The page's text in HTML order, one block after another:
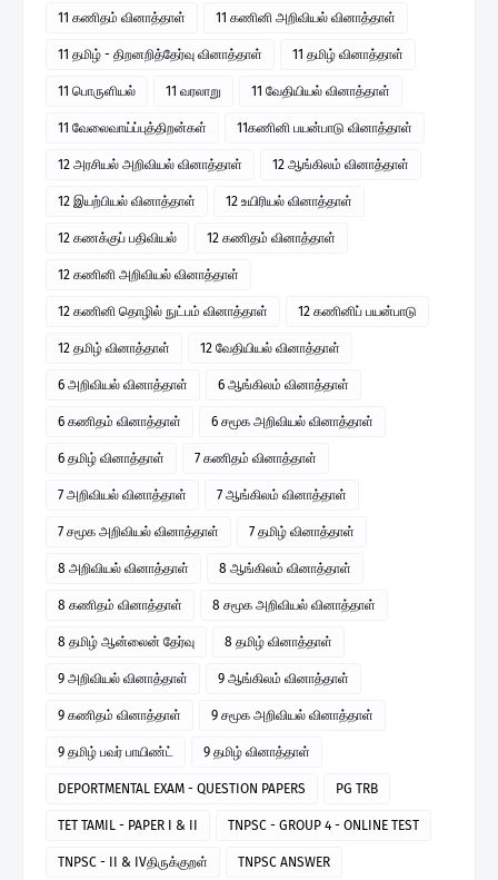
11 கணிதம் வினாத்தாள் 11 கணினி அறிவியல் வினாத்தாள்
11 தமிழ் - திறனறித்தேர்வு வினாத்தாள் 11 தமிழ் வினாத்தாள்
11 பொருளியல் 11 வரலாறு 11 வேதியியல் வினாத்தாள்
11 வேலைவாய்ப்புத்திறன்கள் 11கணினி பயன்பாடு வினாத்தாள்
12 அரசியல் அறிவியல் வினாத்தாள் 12 ஆங்கிலம் வினாத்தாள்
12 இயற்பியல் வினாத்தாள் 12 உயிரியல் வினாத்தாள்
12 கணக்குப் பதிவியல் 12 கணிதம் வினாத்தாள்
12 கணினி அறிவியல் வினாத்தாள்
12 கணினி தொழில் நுட்பம் வினாத்தாள் 12 கணினிப் பயன்பாடு
12 தமிழ் வினாத்தாள் 12 வேதியியல் வினாத்தாள்
6 அறிவியல் வினாத்தாள் 6 ஆங்கிலம் வினாத்தாள்
6 கணிதம் வினாத்தாள் 6 சமூக அறிவியல் வினாத்தாள்
6 தமிழ் வினாத்தாள் 7 கணிதம் வினாத்தாள்
7 அறிவியல் வினாத்தாள் 7 ஆங்கிலம் வினாத்தாள்
7 சமூக அறிவியல் வினாத்தாள் 7 தமிழ் வினாத்தாள்
8 அறிவியல் வினாத்தாள் 8 ஆங்கிலம் வினாத்தாள்
8 கணிதம் வினாத்தாள் 8 சமூக அறிவியல் வினாத்தாள்
8 தமிழ் ஆன்லைன் தேர்வு 8 தமிழ் வினாத்தாள்
9 அறிவியல் வினாத்தாள் 9 ஆங்கிலம் வினாத்தாள்
9 கணிதம் வினாத்தாள் 9 சமூக அறிவியல் வினாத்தாள்
9 தமிழ் பவர் பாயிண்ட் 9 தமிழ் வினாத்தாள்
DEPORTMENTAL EXAM - QUESTION PAPERS PG TRB
TET TAMIL - PAPER I & II TNPSC - GROUP 4 - ONLINE TEST
TNPSC - II & IVதிருக்குறள் TNPSC ANSWER